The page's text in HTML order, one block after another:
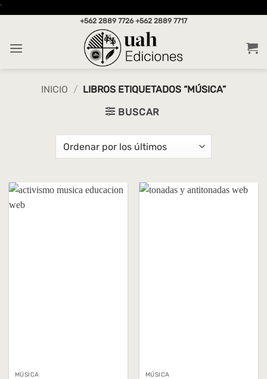
'Saltar
+562 2889 7726 +562 2889 7717
INICIO / LIBROS ETIQUETADOS “MÚSICA”
BUSCAR
MÚSICA MÚSICA